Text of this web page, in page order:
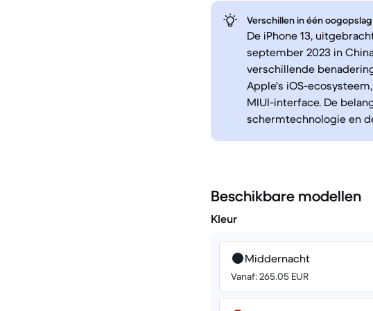
Verschillen in één oogopslag
De iPhone 13,
september 2023 in
verschillende
Apple's iOS-
MIUI-interface. De
schermtechnologie en
Beschikbare modellen
Kleur
Middernacht
Vanaf: 265.05 EUR